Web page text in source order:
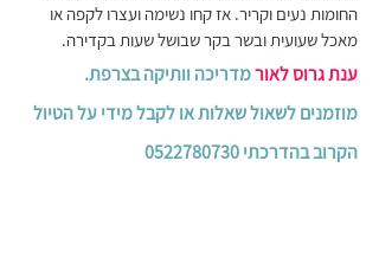
החומות נעים וקריר. אז קחו נשימה ועצרו לקפה או
מאכל שעועית ובשר בקר שבושל שעות בקדירה.
ענת גרוס לאור מדריכה וותיקה בצרפת.
מוזמנים לשאול שאלות או לקבל מידי על הטיול
הקרוב בהדרכתי 0522780730